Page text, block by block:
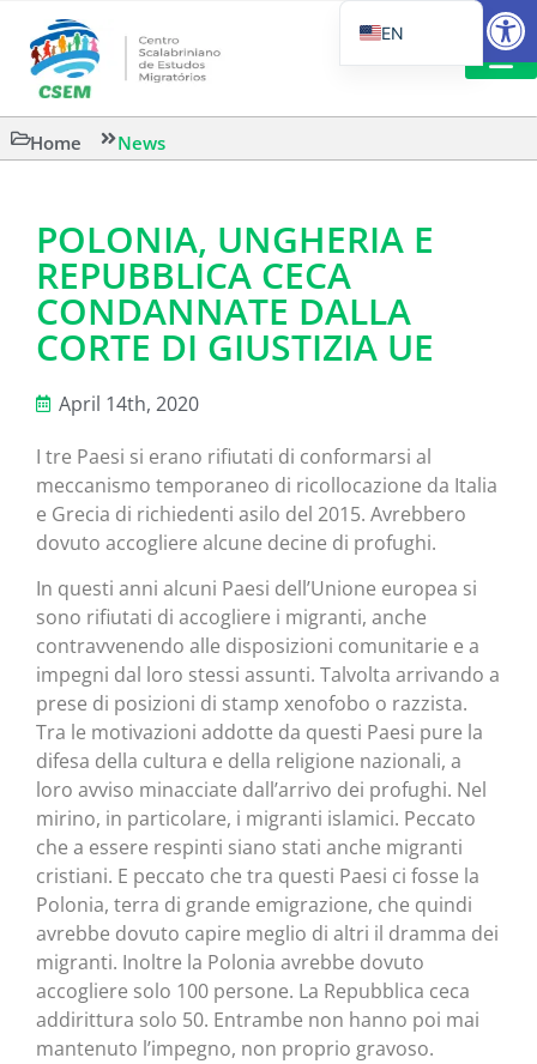
Home News
POLONIA, UNGHERIA E
REPUBBLICA CECA
CONDANNATE DALLA
CORTE DI GIUSTIZIA UE
April 14th, 2020
I tre Paesi si erano rifiutati di conformarsi al
meccanismo temporaneo di ricollocazione da Italia
e Grecia di richiedenti asilo del 2015. Avrebbero
dovuto accogliere alcune decine di profughi.
In questi anni alcuni Paesi dell’Unione europea si
sono rifiutati di accogliere i migranti, anche
contravvenendo alle disposizioni comunitarie e a
impegni dal loro stessi assunti. Talvolta arrivando a
prese di posizioni di stamp xenofobo o razzista.
Tra le motivazioni addotte da questi Paesi pure la
difesa della cultura e della religione nazionali, a
loro avviso minacciate dall’arrivo dei profughi. Nel
mirino, in particolare, i migranti islamici. Peccato
che a essere respinti siano stati anche migranti
cristiani. E peccato che tra questi Paesi ci fosse la
Polonia, terra di grande emigrazione, che quindi
avrebbe dovuto capire meglio di altri il dramma dei
migranti. Inoltre la Polonia avrebbe dovuto
accogliere solo 100 persone. La Repubblica ceca
addirittura solo 50. Entrambe non hanno poi mai
mantenuto l’impegno, non proprio gravoso.
EN
IT